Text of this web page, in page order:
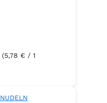
(5,78 € / 1